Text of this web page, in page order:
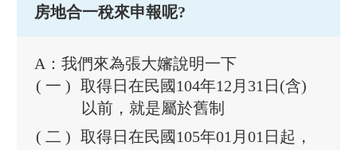
房地合一稅來申報呢?
A：我們來為張大嬸說明一下
取得日在民國104年12月31日(含)
以前，就是屬於舊制
取得日在民國105年01月01日起，